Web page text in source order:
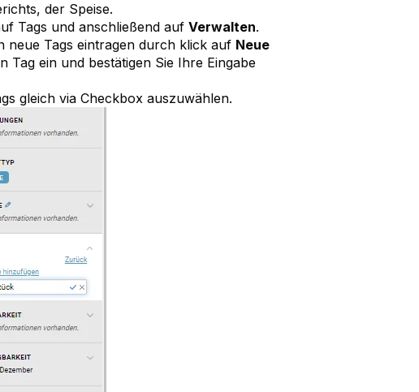
der Speise.
Tags und anschließend auf Verwalten.
neue Tags eintragen durch klick auf Neue
Tag ein und bestätigen Sie Ihre Eingabe
gleich via Checkbox auszuwählen.